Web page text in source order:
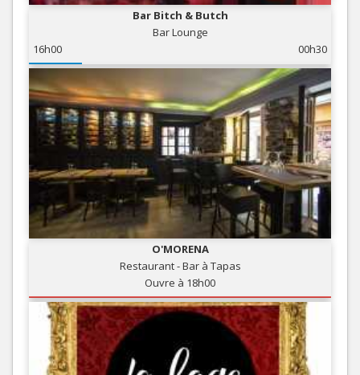
Bar Bitch & Butch
Bar Lounge
16h00
00h30
O'MORENA
Restaurant - Bar à Tapas
Ouvre à 18h00